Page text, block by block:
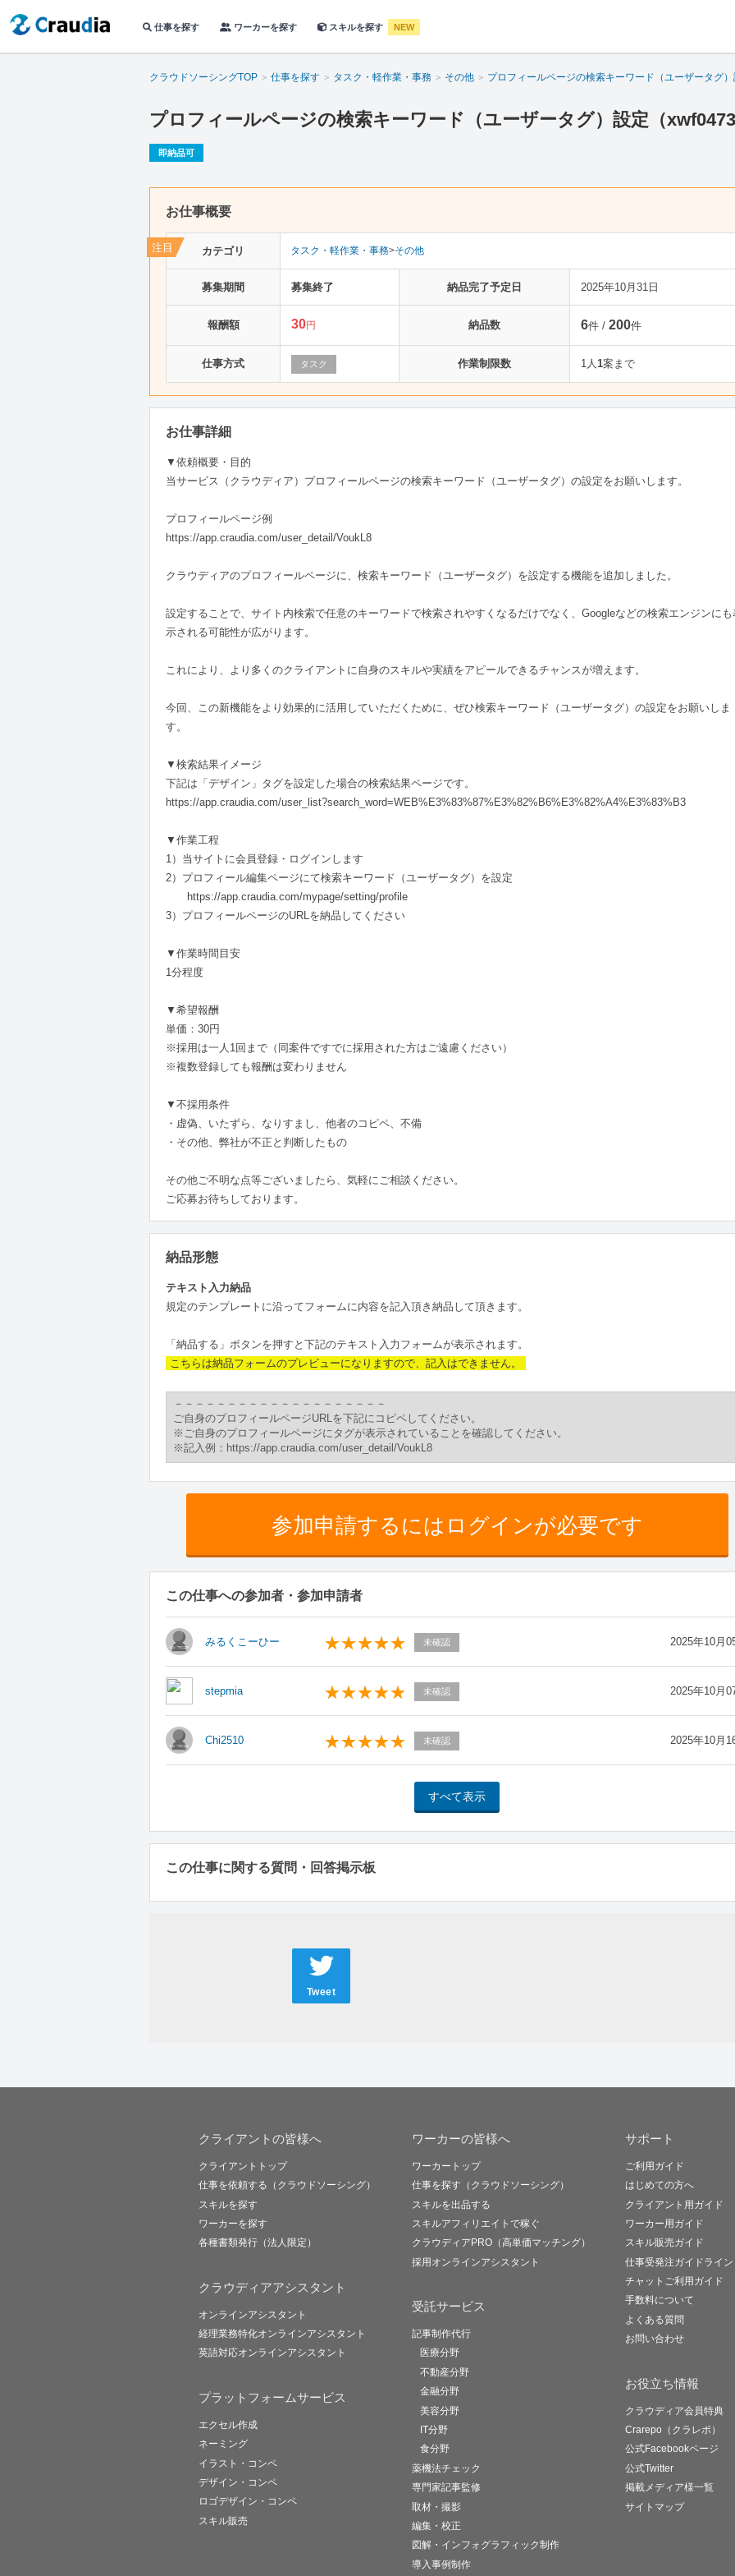
仕事を探す ワーカーを探す スキルを探す NEW
クラウドソーシングTOP 仕事を探す タスク・軽作業・事務 その他 プロフィールページの検索キーワード（ユーザータグ）
プロフィールページの検索キーワード（ユーザータグ）設定（xwf0473
即納品可
お仕事概要
カテゴリ タスク・軽作業・事務>その他
募集期間 募集終了 納品完了予定日 2025年10月31日
報酬額 30円 納品数 6件 / 200件
仕事方式 タスク 作業制限数 1人1案まで
お仕事詳細
▼依頼概要・目的
当サービス（クラウディア）プロフィールページの検索キーワード（ユーザータグ）の設定をお願いします。
プロフィールページ例
https://app.craudia.com/user_detail/VoukL8
クラウディアのプロフィールページに、検索キーワード（ユーザータグ）を設定する機能を追加しました。
設定することで、サイト内検索で任意のキーワードで検索されやすくなるだけでなく、Googleなどの検索エンジンにも
示される可能性が広がります。
これにより、より多くのクライアントに自身のスキルや実績をアピールできるチャンスが増えます。
今回、この新機能をより効果的に活用していただくために、ぜひ検索キーワード（ユーザータグ）の設定をお願いしま
す。
▼検索結果イメージ
下記は「デザイン」タグを設定した場合の検索結果ページです。
https://app.craudia.com/user_list?search_word=WEB%E3%83%87%E3%82%B6%E3%82%A4%E3%83%B3
▼作業工程
1）当サイトに会員登録・ログインします
2）プロフィール編集ページにて検索キーワード（ユーザータグ）を設定
https://app.craudia.com/mypage/setting/profile
3）プロフィールページのURLを納品してください
▼作業時間目安
1分程度
▼希望報酬
単価：30円
※採用は一人1回まで（同案件ですでに採用された方はご遠慮ください）
※複数登録しても報酬は変わりません
▼不採用条件
・虚偽、いたずら、なりすまし、他者のコピペ、不備
・その他、弊社が不正と判断したもの
その他ご不明な点等ございましたら、気軽にご相談ください。
ご応募お待ちしております。
納品形態
テキスト入力納品
規定のテンプレートに沿ってフォームに内容を記入頂き納品して頂きます。
「納品する」ボタンを押すと下記のテキスト入力フォームが表示されます。
こちらは納品フォームのプレビューになりますので、記入はできません。
参加申請するにはログインが必要です
この仕事への参加者・参加申請者
みるくこーひー 未確認 2025年10月
stepmia 未確認 2025年10月
Chi2510 未確認 2025年10月
この仕事に関する質問・回答掲示板
Tweet
クライアントの皆様へ
クライアントトップ
仕事を依頼する（クラウドソーシング）
スキルを探す
ワーカーを探す
各種書類発行（法人限定）
クラウディアアシスタント
オンラインアシスタント
経理業務特化オンラインアシスタント
英語対応オンラインアシスタント
プラットフォームサービス
エクセル作成
ネーミング
イラスト・コンペ
デザイン・コンペ
ロゴデザイン・コンペ
スキル販売
ワーカーの皆様へ
ワーカートップ
仕事を探す（クラウドソーシング）
スキルを出品する
スキルアフィリエイトで稼ぐ
クラウディアPRO（高単価マッチング）
採用オンラインアシスタント
受託サービス
記事制作代行
医療分野
不動産分野
金融分野
美容分野
IT分野
食分野
薬機法チェック
専門家記事監修
取材・撮影
編集・校正
図解・インフォグラフィック制作
導入事例制作
サポート
ご利用ガイド
はじめての方へ
クライアント用ガイド
ワーカー用ガイド
スキル販売ガイド
仕事受発注ガイドライン
チャットご利用ガイド
手数料について
よくある質問
お問い合わせ
お役立ち情報
クラウディア会員特典
Crarepo（クラレポ）
公式Facebookページ
公式Twitter
掲載メディア様一覧
サイトマップ